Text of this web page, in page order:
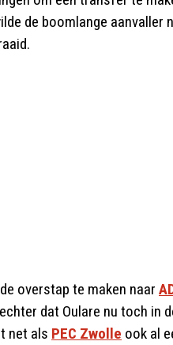
de boomlange aanvaller
overstap te maken naar
dat Oulare nu toch in
net als PEC Zwolle ook al